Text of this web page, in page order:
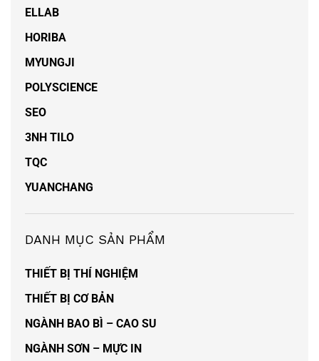
ELLAB
HORIBA
MYUNGJI
POLYSCIENCE
SEO
3NH TILO
TQC
YUANCHANG
DANH MỤC SẢN PHẨM
THIẾT BỊ THÍ NGHIỆM
THIẾT BỊ CƠ BẢN
NGÀNH BAO BÌ – CAO SU
NGÀNH SƠN – MỰC IN